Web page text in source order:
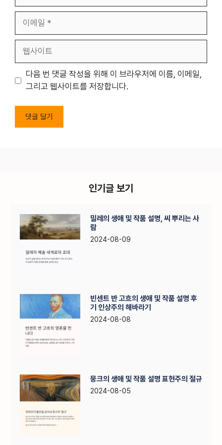
일
트
다음 번 댓글 작성을 위해 이 브라우저에 이름, 이메일,
그리고 웹사이트를 저장합니다.
인기글 보기
밀레의 생애 및 작품 설명, 씨 뿌리는 사
람
2024-08-09
빈센트 반 고흐의 생애 및 작품 설명 후
기 인상주의 해바라기
2024-08-08
뭉크의 생애 및 작품 설명 표현주의 절규
2024-08-05